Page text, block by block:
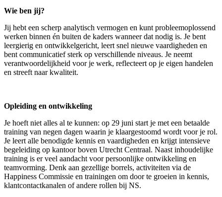
Wie ben jij?
Jij hebt een scherp analytisch vermogen en kunt probleemoplossend
werken binnen én buiten de kaders wanneer dat nodig is. Je bent
leergierig en ontwikkelgericht, leert snel nieuwe vaardigheden en
bent communicatief sterk op verschillende niveaus. Je neemt
verantwoordelijkheid voor je werk, reflecteert op je eigen handelen
en streeft naar kwaliteit.
Opleiding en ontwikkeling
Je hoeft niet alles al te kunnen: op 29 juni start je met een betaalde
training van negen dagen waarin je klaargestoomd wordt voor je rol.
Je leert alle benodigde kennis en vaardigheden en krijgt intensieve
begeleiding op kantoor boven Utrecht Centraal. Naast inhoudelijke
training is er veel aandacht voor persoonlijke ontwikkeling en
teamvorming. Denk aan gezellige borrels, activiteiten via de
Happiness Commissie en trainingen om door te groeien in kennis,
klantcontactkanalen of andere rollen bij NS.